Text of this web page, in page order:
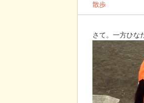
散歩
さて。一方ひな